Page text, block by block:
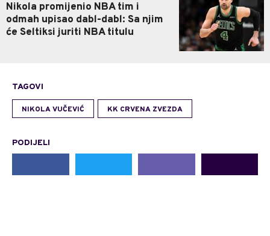
Nikola promijenio NBA tim i
odmah upisao dabl-dabl: Sa njim
će Seltiksi juriti NBA titulu
TAGOVI
NIKOLA VUČEVIĆ KK CRVENA ZVEZDA
PODIJELI